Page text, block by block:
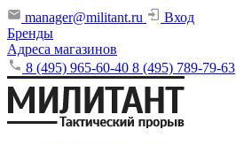
manager@militant.ru
Вход
Бренды
Адреса магазинов
8 (495) 965-60-40 8 (495) 789-79-63